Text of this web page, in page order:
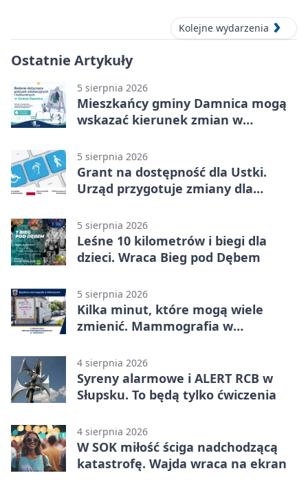
Kolejne wydarzenia
Ostatnie Artykuły
5 sierpnia 2026
Mieszkańcy gminy Damnica mogą
wskazać kierunek zmian w
5 sierpnia 2026
Grant na dostępność dla Ustki.
Urząd przygotuje zmiany dla
5 sierpnia 2026
Leśne 10 kilometrów i biegi dla
dzieci. Wraca Bieg pod Dębem
5 sierpnia 2026
Kilka minut, które mogą wiele
zmienić. Mammografia w
4 sierpnia 2026
Syreny alarmowe i ALERT RCB w
Słupsku. To będą tylko ćwiczenia
4 sierpnia 2026
W SOK miłość ściga nadchodzącą
katastrofę. Wajda wraca na ekran